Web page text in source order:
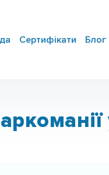
Сертифікати Блог